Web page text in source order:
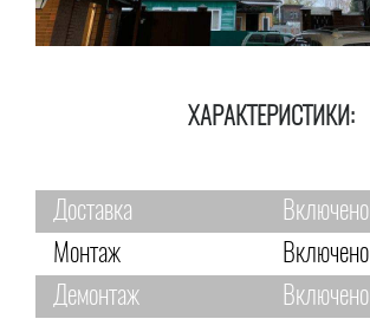
ХАРАКТЕРИСТИКИ:
Доставка
Включено
Монтаж
Включено
Демонтаж
Включено